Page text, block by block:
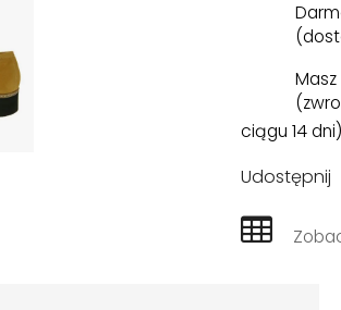
ciągu 14 dni)
Udostępnij